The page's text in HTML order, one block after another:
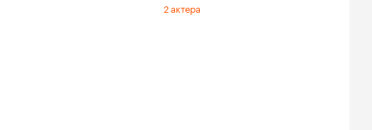
2 актера